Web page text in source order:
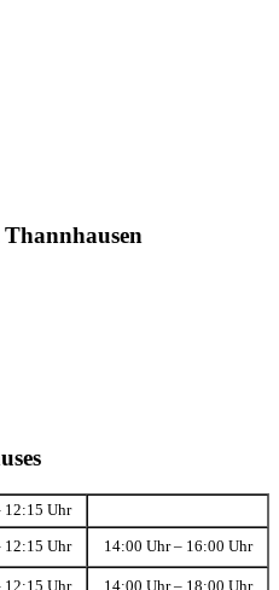
12:15 Uhr
12:15 Uhr 14:00 Uhr – 16:00 Uhr